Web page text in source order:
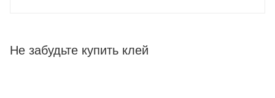
Не забудьте купить клей